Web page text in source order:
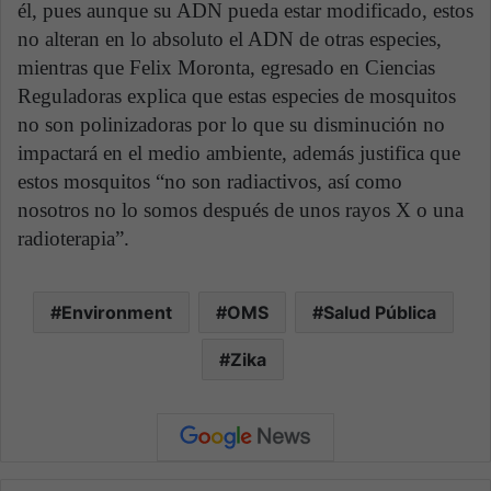
él, pues aunque su ADN pueda estar modificado, estos
no alteran en lo absoluto el ADN de otras especies,
mientras que Felix Moronta, egresado en Ciencias
Reguladoras explica que estas especies de mosquitos
no son polinizadoras por lo que su disminución no
impactará en el medio ambiente, además justifica que
estos mosquitos “no son radiactivos, así como
nosotros no lo somos después de unos rayos X o una
radioterapia”.
Environment OMS Salud Pública
Zika